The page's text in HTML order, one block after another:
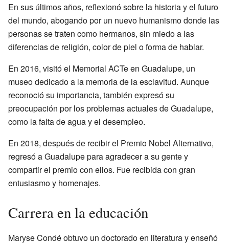
En sus últimos años, reflexionó sobre la historia y el futuro
del mundo, abogando por un nuevo humanismo donde las
personas se traten como hermanos, sin miedo a las
diferencias de religión, color de piel o forma de hablar.
En 2016, visitó el Memorial ACTe en Guadalupe, un
museo dedicado a la memoria de la esclavitud. Aunque
reconoció su importancia, también expresó su
preocupación por los problemas actuales de Guadalupe,
como la falta de agua y el desempleo.
En 2018, después de recibir el Premio Nobel Alternativo,
regresó a Guadalupe para agradecer a su gente y
compartir el premio con ellos. Fue recibida con gran
entusiasmo y homenajes.
Carrera en la educación
Maryse Condé obtuvo un doctorado en literatura y enseñó